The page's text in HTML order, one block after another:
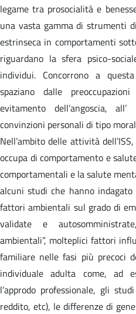
legame tra prosocialità e
una vasta gamma di strumenti
estrinseca in comportamenti
riguardano la sfera psico-
individui. Concorrono a
spaziano dalle
evitamento dell’angoscia,
convinzioni personali di tipo
Nell’ambito delle attività
occupa di comportamento e
comportamentali e la salute
alcuni studi che hanno
fattori ambientali sul grado di
validate e
ambientali”, molteplici fattori
familiare nelle fasi più precoci
individuale adulta come, ad
l’approdo professionale, gli
reddito, etc), le differenze di